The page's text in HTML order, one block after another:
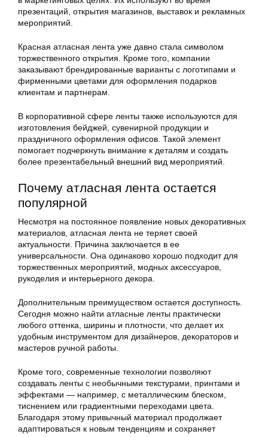
презентаций, открытия магазинов, выставок и рекламных
мероприятий.
Красная атласная лента уже давно стала символом
торжественного открытия. Кроме того, компании
заказывают брендированные варианты с логотипами и
фирменными цветами для оформления подарков
клиентам и партнерам.
В корпоративной сфере ленты также используются для
изготовления бейджей, сувенирной продукции и
праздничного оформления офисов. Такой элемент
помогает подчеркнуть внимание к деталям и создать
более презентабельный внешний вид мероприятий.
Почему атласная лента остается
популярной
Несмотря на постоянное появление новых декоративных
материалов, атласная лента не теряет своей
актуальности. Причина заключается в ее
универсальности. Она одинаково хорошо подходит для
торжественных мероприятий, модных аксессуаров,
рукоделия и интерьерного декора.
Дополнительным преимуществом остается доступность.
Сегодня можно найти атласные ленты практически
любого оттенка, ширины и плотности, что делает их
удобным инструментом для дизайнеров, декораторов и
мастеров ручной работы.
Кроме того, современные технологии позволяют
создавать ленты с необычными текстурами, принтами и
эффектами — например, с металлическим блеском,
тиснением или градиентными переходами цвета.
Благодаря этому привычный материал продолжает
адаптироваться к новым тенденциям и сохраняет